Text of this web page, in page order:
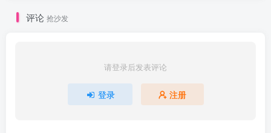
评论 抢沙发
请登录后发表评论
登录 注册